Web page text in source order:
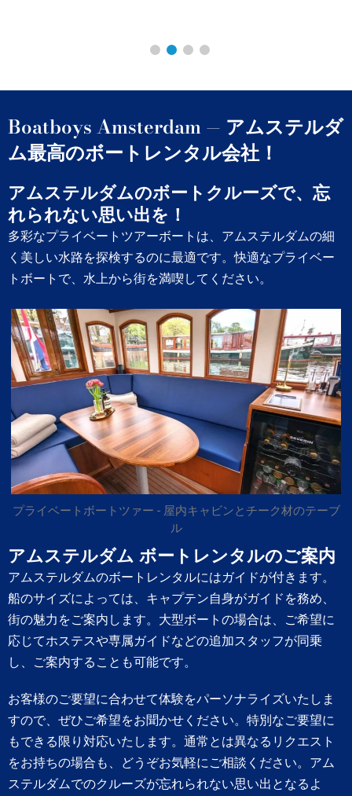
Boatboys Amsterdam — アムステルダ
ム最高のボートレンタル会社！
アムステルダムのボートクルーズで、忘
れられない思い出を！
多彩なプライベートツアーボートは、アムステルダムの細
く美しい水路を探検するのに最適です。快適なプライベー
トボートで、水上から街を満喫してください。
プライベートボートツァー - 屋内キャビンとチーク材のテーブ
ル
アムステルダム ボートレンタルのご案内
アムステルダムのボートレンタルにはガイドが付きます。
船のサイズによっては、キャプテン自身がガイドを務め、
街の魅力をご案内します。大型ボートの場合は、ご希望に
応じてホステスや専属ガイドなどの追加スタッフが同乗
し、ご案内することも可能です。
お客様のご要望に合わせて体験をパーソナライズいたしま
すので、ぜひご希望をお聞かせください。特別なご要望に
もできる限り対応いたします。通常とは異なるリクエスト
をお持ちの場合も、どうぞお気軽にご相談ください。アム
ステルダムでのクルーズが忘れられない思い出となるよ